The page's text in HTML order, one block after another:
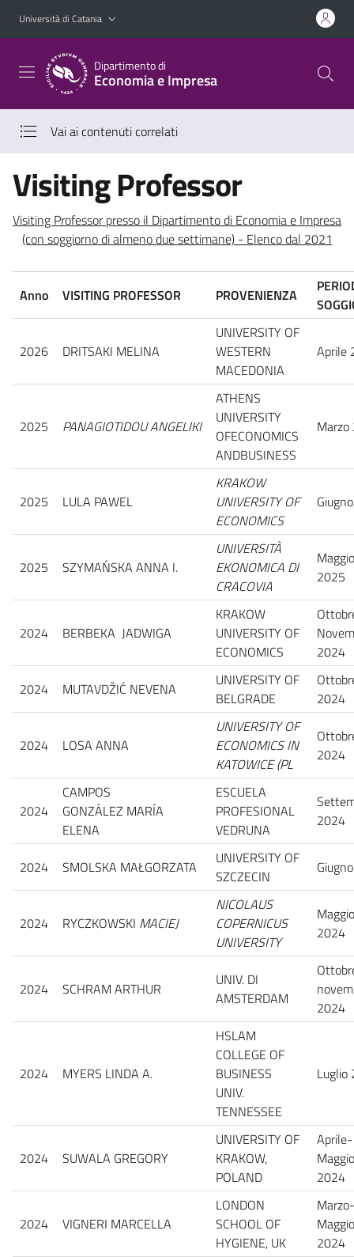
Vai al contenuto principale
Vai al menu di navigazione
Università di Catania
Dipartimento di
Economia e Impresa
Vai ai contenuti correlati
Visiting Professor
Visiting Professor presso il Dipartimento di Economia e Impresa
(con soggiorno di almeno due settimane) - Elenco dal 2021
Anno VISITING PROFESSOR PROVENIENZA
2026 DRITSAKI MELINA
UNIVERSITY OF
WESTERN
MACEDONIA
Aprile
2025 PANAGIOTIDOU ANGELIKI
ATHENS
UNIVERSITY
OFECONOMICS
ANDBUSINESS
2025 LULA PAWEL
KRAKOW
UNIVERSITY OF
ECONOMICS
2025 SZYMAŃSKA ANNA I.
UNIVERSITÀ
EKONOMICA DI
CRACOVIA
Maggio
2025
2024 BERBEKA JADWIGA
KRAKOW
UNIVERSITY OF
ECONOMICS
2024
2024
MUTAVDŽIĆ NEVENA
UNIVERSITY OF
BELGRADE
2024
2024 LOSA ANNA
UNIVERSITY OF
ECONOMICS IN
KATOWICE (PL
2024
2024
CAMPOS
GONZÁLEZ MARÍA
ELENA
ESCUELA
PROFESIONAL
VEDRUNA
2024
2024 SMOLSKA MAŁGORZATA
UNIVERSITY OF
SZCZECIN
2024 RYCZKOWSKI MACIEJ
NICOLAUS
COPERNICUS
UNIVERSITY
Maggio
2024
2024 SCHRAM ARTHUR
UNIV. DI
AMSTERDAM
2024
2024 MYERS LINDA A.
HSLAM
COLLEGE OF
BUSINESS
UNIV.
TENNESSEE
Luglio
2024 SUWALA GREGORY
UNIVERSITY OF
KRAKOW,
POLAND
Aprile-
Maggio
2024
2024 VIGNERI MARCELLA
LONDON
SCHOOL OF
HYGIENE, UK
Marzo-
Maggio
2024